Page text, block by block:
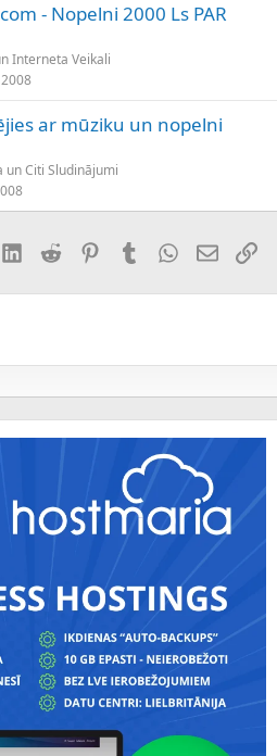
- Nopelni 2000 Ls PAR
Interneta Veikali
ar mūziku un nopelni
un Citi Sludinājumi
LinkedInReddit PinterestTumblrWhatsApp
E-pasts